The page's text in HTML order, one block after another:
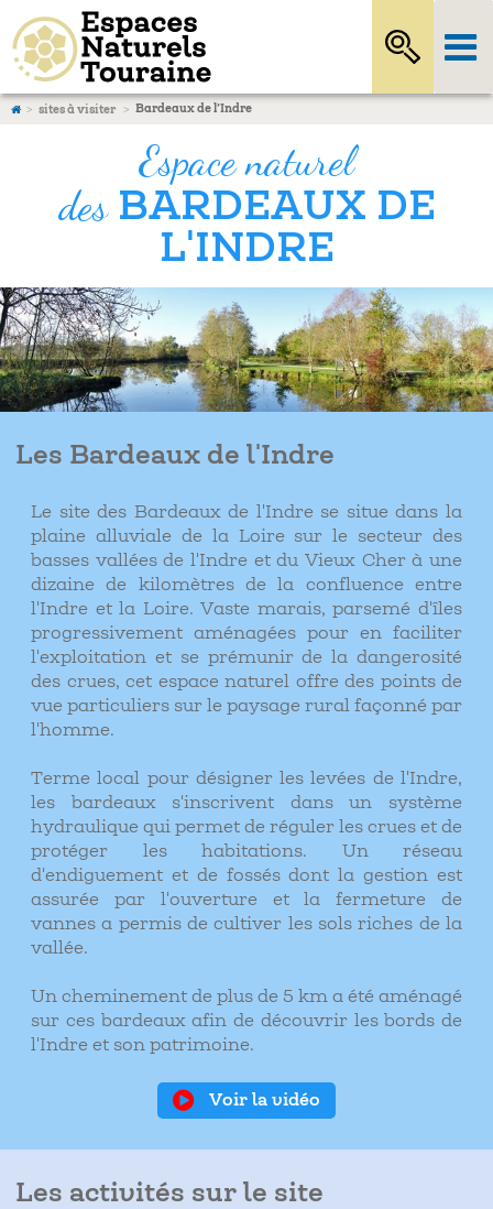
sites à visiter Bardeaux de l’Indre
Espace naturel
desBARDEAUX DE
L'INDRE
Les Bardeaux de l'Indre
Le site des Bardeaux de l'Indre se situe dans la
plaine alluviale de la Loire sur le secteur des
basses vallées de l'Indre et du Vieux Cher à une
dizaine de kilomètres de la confluence entre
l'Indre et la Loire. Vaste marais, parsemé d'îles
progressivement aménagées pour en faciliter
l'exploitation et se prémunir de la dangerosité
des crues, cet espace naturel offre des points de
vue particuliers sur le paysage rural façonné par
l'homme.
Terme local pour désigner les levées de l'Indre,
les bardeaux s'inscrivent dans un système
hydraulique qui permet de réguler les crues et de
protéger les habitations. Un réseau
d'endiguement et de fossés dont la gestion est
assurée par l'ouverture et la fermeture de
vannes a permis de cultiver les sols riches de la
vallée.
Un cheminement de plus de 5 km a été aménagé
sur ces bardeaux afin de découvrir les bords de
l'Indre et son patrimoine.
Voir la vidéo
Les activités sur le site